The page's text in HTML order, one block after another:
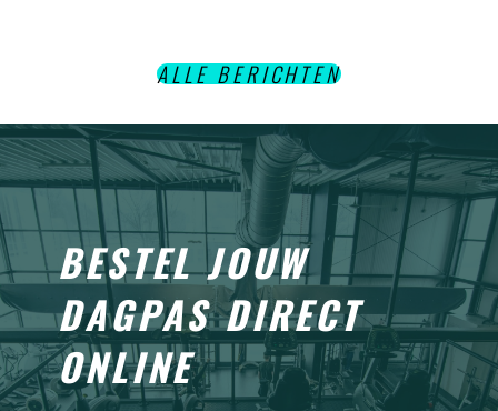
ALLE BERICHTEN
BESTEL JOUW
DAGPAS DIRECT
ONLINE